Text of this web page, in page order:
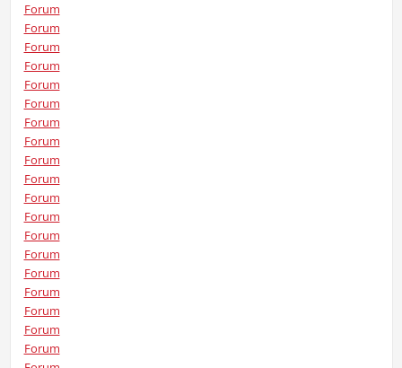
Forum
Forum
Forum
Forum
Forum
Forum
Forum
Forum
Forum
Forum
Forum
Forum
Forum
Forum
Forum
Forum
Forum
Forum
Forum